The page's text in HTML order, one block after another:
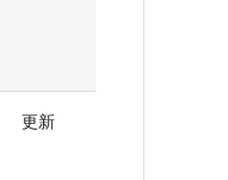
更新